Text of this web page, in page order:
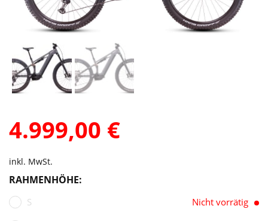
4.999,00 €
inkl. MwSt.
RAHMENHÖHE:
S Nicht vorrätig